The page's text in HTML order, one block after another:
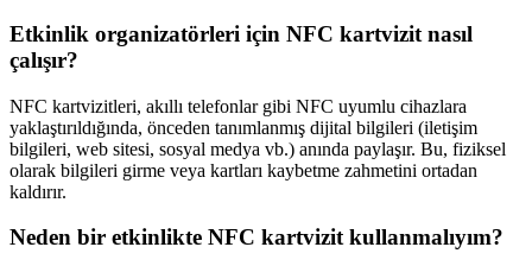
Etkinlik organizatörleri için NFC kartvizit nasıl
çalışır?
NFC kartvizitleri, akıllı telefonlar gibi NFC uyumlu cihazlara
yaklaştırıldığında, önceden tanımlanmış dijital bilgileri (iletişim
bilgileri, web sitesi, sosyal medya vb.) anında paylaşır. Bu, fiziksel
olarak bilgileri girme veya kartları kaybetme zahmetini ortadan
kaldırır.
Neden bir etkinlikte NFC kartvizit kullanmalıyım?